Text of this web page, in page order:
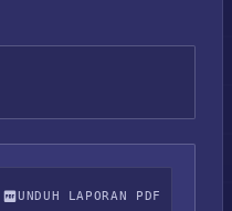
UNDUH LAPORAN PDF